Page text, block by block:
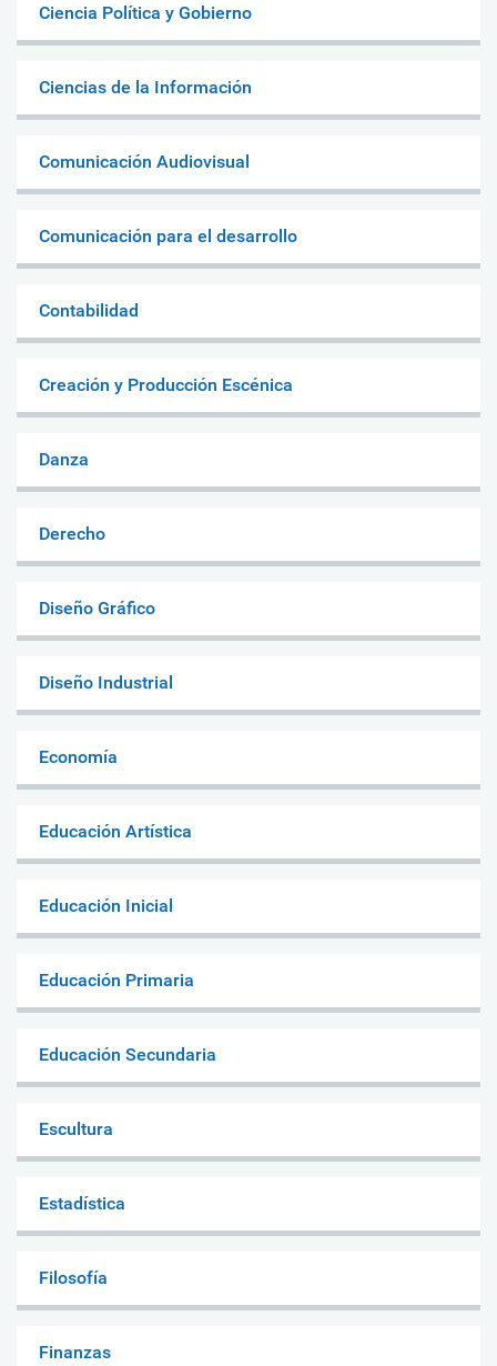
Ciencia Política y Gobierno
Ciencias de la Información
Comunicación Audiovisual
Comunicación para el desarrollo
Contabilidad
Creación y Producción Escénica
Danza
Derecho
Diseño Gráfico
Diseño Industrial
Economía
Educación Artística
Educación Inicial
Educación Primaria
Educación Secundaria
Escultura
Estadística
Filosofía
Finanzas